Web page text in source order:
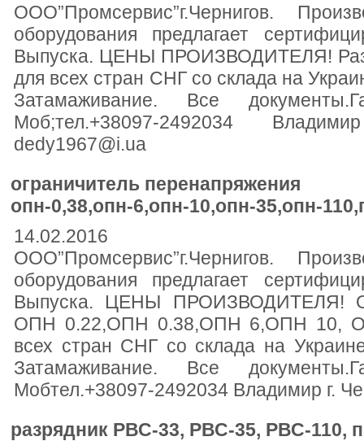
ООО”Промсервис”г.Чернигов.
оборудования предлагает
Выпуска. ЦЕНЫ ПРОИЗВОДИТЕЛЯ!
для всех стран СНГ со склада на
Затамаживание. Все
Моб;тел.+38097-2492034
dedy1967@i.ua
ограничитель перенапряжения
опн-0,38,опн-6,опн-10,опн-35,опн-
14.02.2016
ООО”Промсервис”г.Чернигов.
оборудования предлагает
Выпуска. ЦЕНЫ ПРОИЗВОДИТЕЛЯ!
ОПН 0.22,ОПН 0.38,ОПН 6,ОПН 10,
всех стран СНГ со склада на
Затамаживание. Все
Мобтел.+38097-2492034 Владимир г.
разрядник РВС-33, РВС-35, РВС-110,